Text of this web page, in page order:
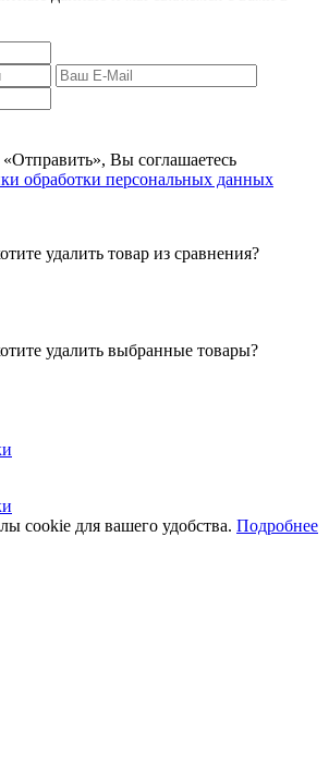
Вы соглашаетесь
обработки персональных данных
удалить товар из сравнения?
удалить выбранные товары?
cookie для вашего удобства. Подробнее